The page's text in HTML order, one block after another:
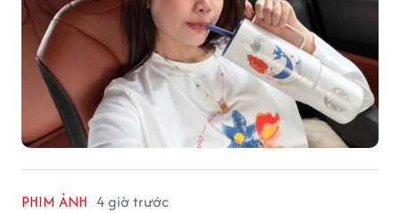
PHIM ẢNH 4 giờ trước